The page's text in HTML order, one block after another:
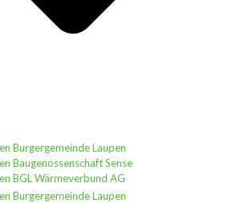
Burgergemeinde Laupen
Baugenossenschaft Sense
BGL Wärmeverbund AG
Burgergemeinde Laupen